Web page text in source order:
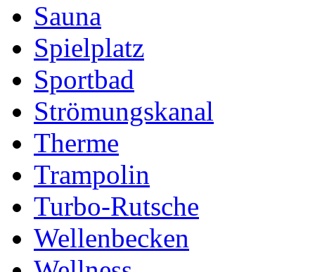
Sauna
Spielplatz
Sportbad
Strömungskanal
Therme
Trampolin
Turbo-Rutsche
Wellenbecken